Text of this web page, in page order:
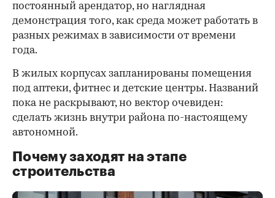
постоянный арендатор, но наглядная
демонстрация того, как среда может работать в
разных режимах в зависимости от времени
года.
В жилых корпусах запланированы помещения
под аптеки, фитнес и детские центры. Названий
пока не раскрывают, но вектор очевиден:
сделать жизнь внутри района по-настоящему
автономной.
Почему заходят на этапе
строительства